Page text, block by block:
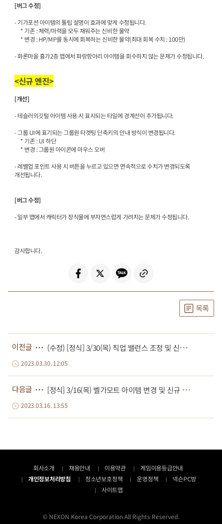
[버그 수정]
-기가포션 아이템의 툴팁 설명이 효과에 맞게 수정됩니다.
* 기존:체력/마력을 모두 채워주는 신비한 물약
* 변경 : HP/MP를 동시에 회복하는 신비한 물약(최대 회복 수치 : 100만)
-화론마을 흉가2층 맵에서 파랑항아리 아이템을 회수하지 않는 문제가 수정됩니다.
<신규 엔진>
[개선]
-테슬러의깃털 아이템 사용 시 표시되는 타일에 경계선이 추가됩니다.
-그룹UI에 표기되는 그룹원 타겟팅 단축키의 안내 방식이 변경됩니다.
* 기존: UI하단
* 변경 :그룹원 아이콘에 마우스 오버
-레벨업 포인트 사용 시 버튼을 누르고 있으면 연속적으로 수치가 변경되도록
개선됩니다.
[버그 수정]
-일부 맵에서 캐릭터가 장식물에 부자연스럽게 가려지는 문제가 수정됩니다.
감사합니다.
목록
이전글 (
수정) [정식] 3/30(목) 직업 밸런스 조정 및 신규 캐시아이템 판매 등
2023.03.30. 12:05
다음글 [
정식] 3/16(목) 벨가모트 아이템 변경 및 신규 엔진 내 정보 창 개선 등
2023.03.16. 13:55
회사소개 채용안내 이용약관
게임이용등급안내
개인정보처리방침
청소년보호정책 운영정책
넥슨PC방
사이트맵
© NEXON Korea Corporation All Rights Reserved.